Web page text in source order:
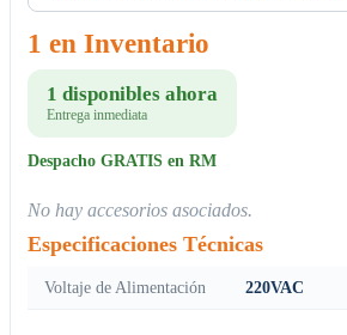
1 en Inventario
1 disponibles ahora
Entrega inmediata
Despacho GRATIS en RM
No hay accesorios asociados.
Especificaciones Técnicas
Voltaje de Alimentación 220VAC